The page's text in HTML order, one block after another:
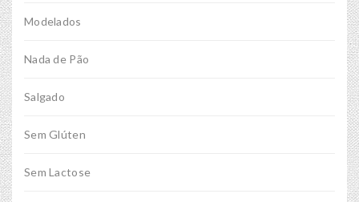
Modelados
Nada de Pão
Salgado
Sem Glúten
Sem Lactose